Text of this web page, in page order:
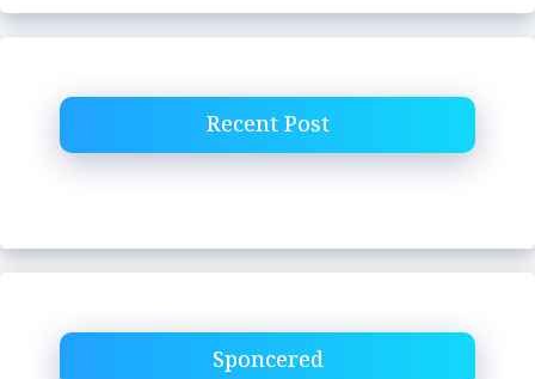
Recent Post
Sponcered